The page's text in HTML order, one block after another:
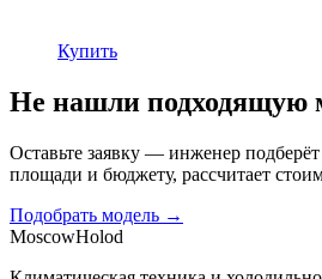
Купить
Не нашли подходящую
Оставьте заявку — инженер
площади и бюджету, рассчитает
Подобрать модель →
MoscowHolod